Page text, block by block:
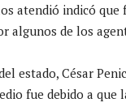
atendió indicó que
algunos de los
estado, César
fue debido a que